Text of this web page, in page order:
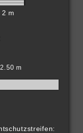
2 m
m